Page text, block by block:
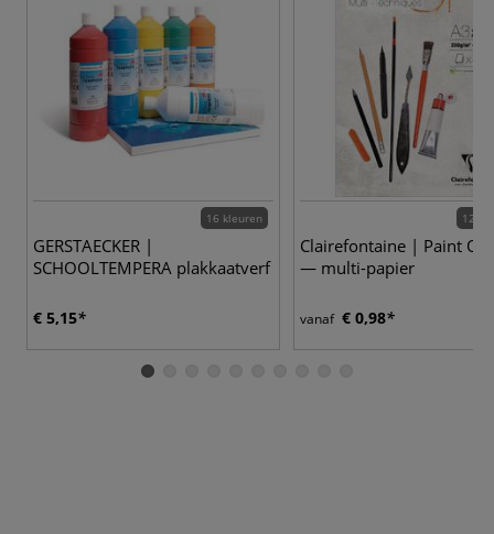
16 kleuren
GERSTAECKER |
SCHOOLTEMPERA plakkaatverf
€ 5,15
12
Clairefontaine | Paint
— multi-papier
vanaf € 0,98